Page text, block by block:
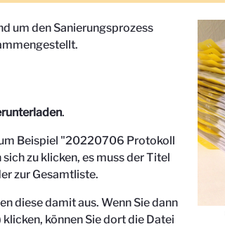
um den Sanierungsprozess
.
Beispiel "20220706 Protokoll
zu klicken, es muss der Titel
zur Gesamtliste.
diese damit aus. Wenn Sie dann
können Sie dort die Datei